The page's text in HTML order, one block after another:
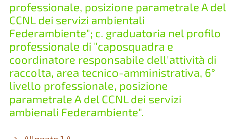
professionale, posizione parametrale A del
CCNL dei servizi ambientali
Federambiente"; c. graduatoria nel profilo
professionale di "caposquadra e
coordinatore responsabile dell'attività di
raccolta, area tecnico-amministrativa, 6°
livello professionale, posizione
parametrale A del CCNL dei servizi
ambienali Federambiente".